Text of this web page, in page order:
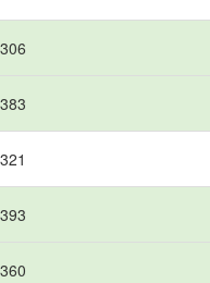
306
383
321
393
360